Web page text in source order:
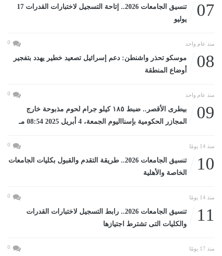
07
تنسيق الجامعات 2026.. إتاحة التسجيل لاختبارات القدرات 17
يوليو
منذ عام واحد 0
08
موسكو تحذر واشنطن: دعم إسرائيل تصعيد خطير يهدد بتفجير
أوضاع المنطقة
منذ عام واحد 0
09
بيطرى الأقصر.. ضبط ١٨٥ كيلو جرام لحوم مذبوحة خارج
المجازر الحكومية بإسنااليوم الجمعة، 4 أبريل 2025 08:54 مـ
منذ 14 يومًا 0
10
تنسيق الجامعات 2026.. طريقة التقدم والقبول بكليات الجامعات
الخاصة والأهلية
منذ 14 يومًا 0
11
تنسيق الجامعات 2026.. رابط التسجيل لاختبارات القدرات
والكليات التى تشترط اجتيازها
منذ 17 يومًا 0